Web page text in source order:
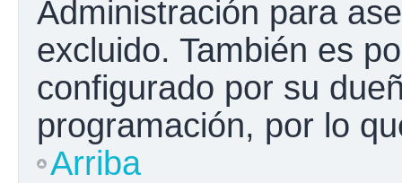
Administración para
excluido. También es
configurado por su
programación, por lo
Arriba